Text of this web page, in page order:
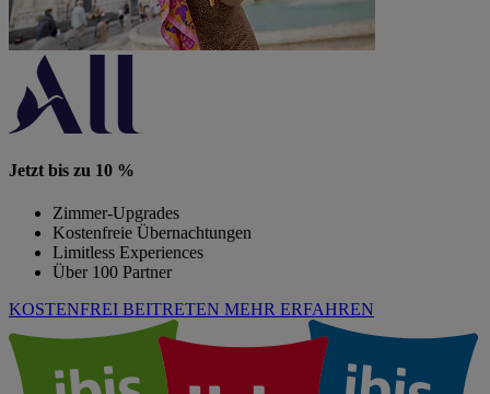
Jetzt bis zu 10 %
Zimmer-Upgrades
Kostenfreie Übernachtungen
Limitless Experiences
Über 100 Partner
KOSTENFREI BEITRETEN MEHR ERFAHREN